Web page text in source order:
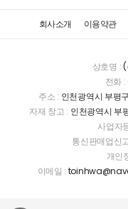
회사소개 이용약관
상호명 :(
전화 :
주소 : 인천광역시 부평
자재 창고 : 인천광역시 부
사업자
통신판매업신
개인
이메일 :